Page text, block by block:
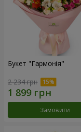
Букет "Гармонія"
2 234 грн
Замовити